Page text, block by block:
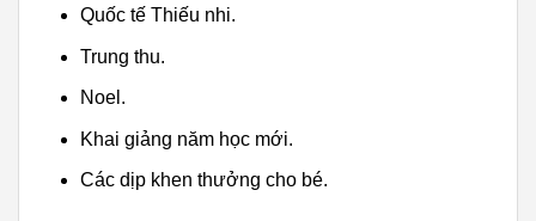
Quốc tế Thiếu nhi.
Trung thu.
Noel.
Khai giảng năm học mới.
Các dịp khen thưởng cho bé.